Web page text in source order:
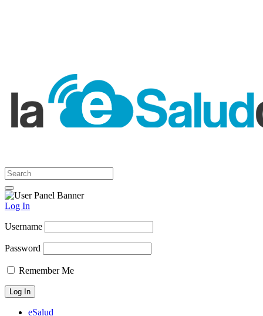
Log In
Username
Password
Remember Me
eSalud